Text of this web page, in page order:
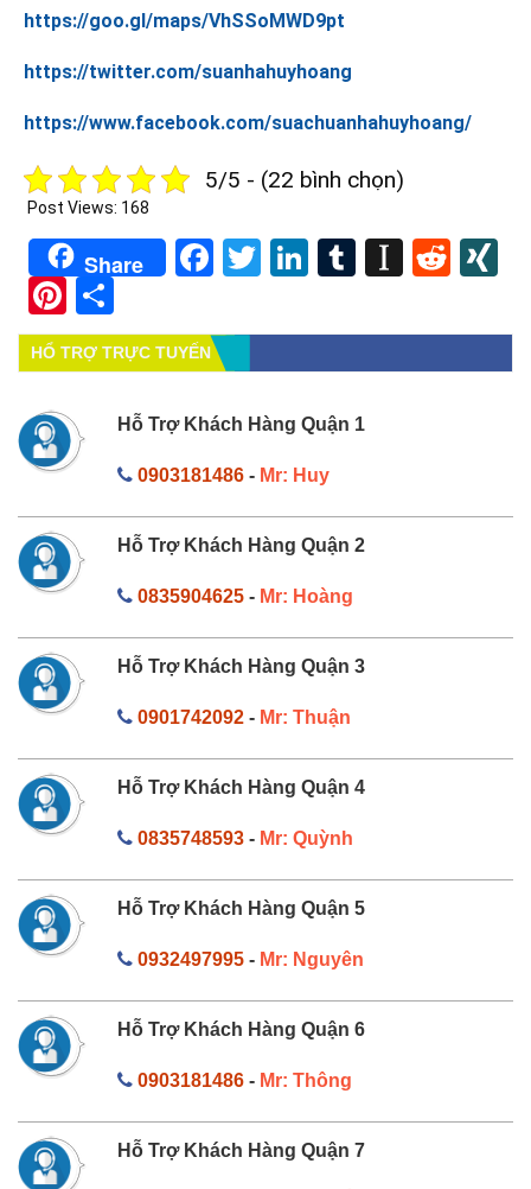
https://goo.gl/maps/VhSSoMWD9pt
https://twitter.com/suanhahuyhoang
https://www.facebook.com/suachuanhahuyhoang/
5/5 - (22 bình chọn)
Post Views: 168
Share Facebook
TwitterLinkedIn
Tumblr
Pinterest
HỔ TRỢ TRỰC TUYẾN
Hỗ Trợ Khách Hàng Quận 1
0903181486- Mr: Huy
Hỗ Trợ Khách Hàng Quận 2
0835904625- Mr: Hoàng
Hỗ Trợ Khách Hàng Quận 3
0901742092- Mr: Thuận
Hỗ Trợ Khách Hàng Quận 4
0835748593- Mr: Quỳnh
Hỗ Trợ Khách Hàng Quận 5
0932497995- Mr: Nguyên
Hỗ Trợ Khách Hàng Quận 6
0903181486- Mr: Thông
Hỗ Trợ Khách Hàng Quận 7